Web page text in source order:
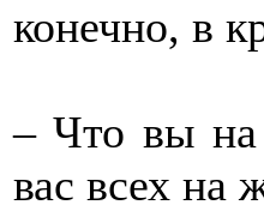
конечно, в
– Что вы на
вас всех на